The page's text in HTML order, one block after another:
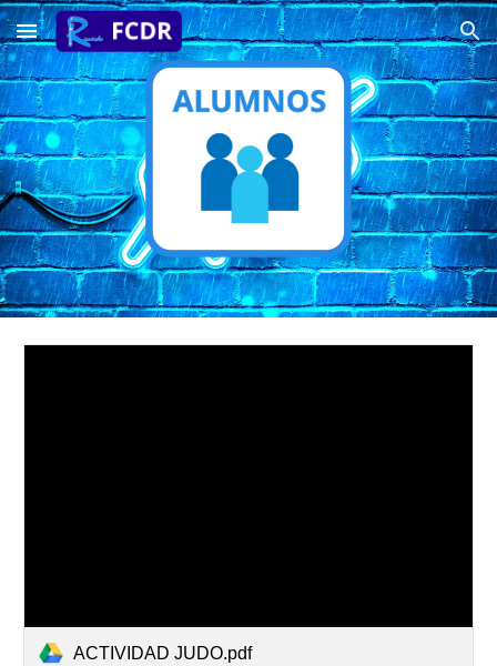
Skip to main content Skip to navigation
ACTIVIDAD JUDO.pdf